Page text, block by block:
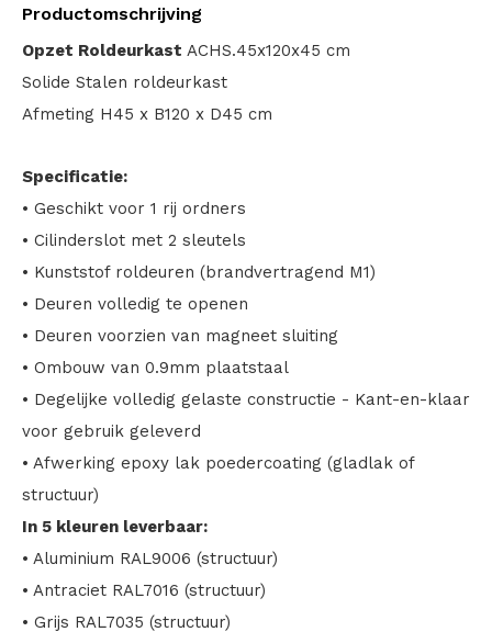
Productomschrijving
Opzet Roldeurkast ACHS.45x120x45 cm
Solide Stalen roldeurkast
Afmeting H45 x B120 x D45 cm
Specificatie:
• Geschikt voor 1 rij ordners
• Cilinderslot met 2 sleutels
• Kunststof roldeuren (brandvertragend M1)
• Deuren volledig te openen
• Deuren voorzien van magneet sluiting
• Ombouw van 0.9mm plaatstaal
• Degelijke volledig gelaste constructie - Kant-en-klaar
voor gebruik geleverd
• Afwerking epoxy lak poedercoating (gladlak of
structuur)
In 5 kleuren leverbaar:
• Aluminium RAL9006 (structuur)
• Antraciet RAL7016 (structuur)
• Grijs RAL7035 (structuur)